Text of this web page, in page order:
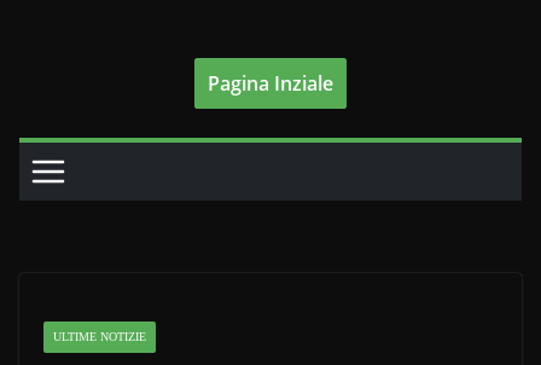
Pagina Inziale
ULTIME NOTIZIE